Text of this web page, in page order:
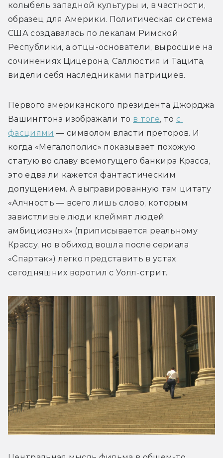
колыбель западной культуры и, в частности,
образец для Америки. Политическая система
США создавалась по лекалам Римской
Республики, а отцы-основатели, выросшие на
сочинениях Цицерона, Саллюстия и Тацита,
видели себя наследниками патрициев.
Первого американского президента Джорджа
Вашингтона изображали то в тоге, то с
фасциями — символом власти преторов. И
когда «Мегалополис» показывает похожую
статую во славу всемогущего банкира Красса,
это едва ли кажется фантастическим
допущением. А выгравированную там цитату
«Алчность — всего лишь слово, которым
завистливые люди клеймят людей
амбициозных» (приписывается реальному
Крассу, но в обиход вошла после сериала
«Спартак») легко представить в устах
сегодняшних воротил с Уолл-стрит.